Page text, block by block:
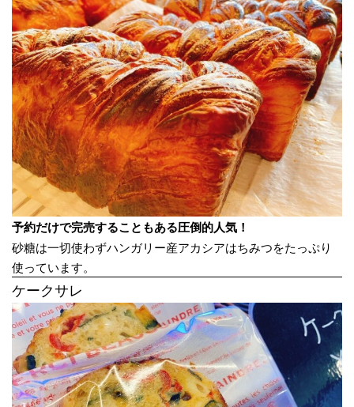
予約だけで完売することもある圧倒的人気！
砂糖は一切使わずハンガリー産アカシアはちみつをたっぷり
使っています。
ケークサレ